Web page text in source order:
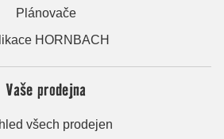
Plánovače
HORNBACH
Vaše prodejna
všech prodejen